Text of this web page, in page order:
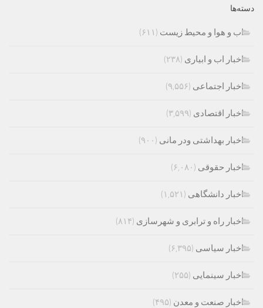
دسته‌ها
اب و هوا و محیط زیست (۶۱۱)
اخبار اب و ابیاری (۲۳۸)
اخبار اجتماعی (۹,۵۵۶)
اخبار اقتصادی (۳,۵۹۹)
اخبار بهداشتی ودر مانی (۹۰۰)
اخبار حقوقی (۶,۰۸۰)
اخبار دانشگاهی (۱,۵۲۱)
اخبار راه و ترابری و شهرسازی (۸۱۴)
اخبار سیاسی (۶,۳۹۵)
اخبار سینمایی (۲۵۵)
اخبار صنعت و معدن (۴۹۵)